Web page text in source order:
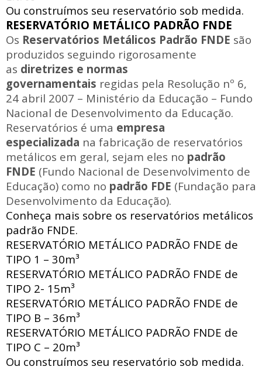
Ou construímos seu reservatório sob medida.
RESERVATÓRIO METÁLICO PADRÃO FNDE
Os Reservatórios Metálicos Padrão FNDE são
produzidos seguindo rigorosamente
as diretrizes e normas
governamentais regidas pela Resolução nº 6,
24 abril 2007 – Ministério da Educação – Fundo
Nacional de Desenvolvimento da Educação.
Reservatórios é uma empresa
especializada na fabricação de reservatórios
metálicos em geral, sejam eles no padrão
FNDE (Fundo Nacional de Desenvolvimento de
Educação) como no padrão FDE (Fundação para
Desenvolvimento da Educação).
Conheça mais sobre os reservatórios metálicos
padrão FNDE.
RESERVATÓRIO METÁLICO PADRÃO FNDE de
TIPO 1 – 30m³
RESERVATÓRIO METÁLICO PADRÃO FNDE de
TIPO 2- 15m³
RESERVATÓRIO METÁLICO PADRÃO FNDE de
TIPO B – 36m³
RESERVATÓRIO METÁLICO PADRÃO FNDE de
TIPO C – 20m³
Ou construímos seu reservatório sob medida.